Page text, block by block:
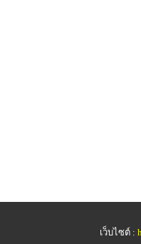
เว็บไซต์ :